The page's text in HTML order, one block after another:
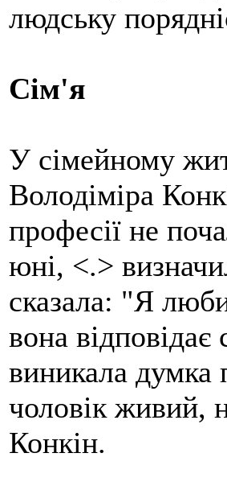
людську
Сім'я
У сімейному
Володіміра
професії не
юні, <.>
сказала: "Я
вона
виникала думка
чоловік живий,
Конкін.